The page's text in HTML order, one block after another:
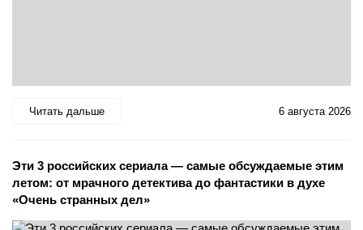
Читать дальше 6 августа 2026
Эти 3 российских сериала — самые обсуждаемые этим
летом: от мрачного детектива до фантастики в духе
«Очень странных дел»